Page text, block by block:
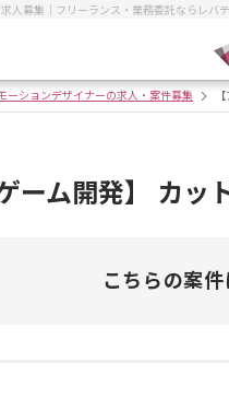
人募集｜フリーランス・業務委託ならレバ
ーションデザイナーの求人・案件募集
ーム開発】 カ
こちらの案